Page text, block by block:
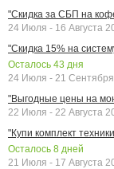
"Скидка за СБП на
24 Июля - 16 Августа
"Скидка 15% на
Осталось 43 дня
24 Июля - 21
"Выгодные цены на
22 Июля - 22 Августа
"Купи комплект
Осталось 8 дней
21 Июля - 17 Августа